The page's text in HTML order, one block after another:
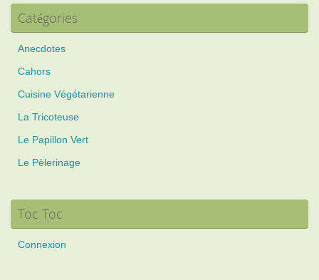
Catégories
Anecdotes
Cahors
Cuisine Végétarienne
La Tricoteuse
Le Papillon Vert
Le Pèlerinage
Toc Toc
Connexion